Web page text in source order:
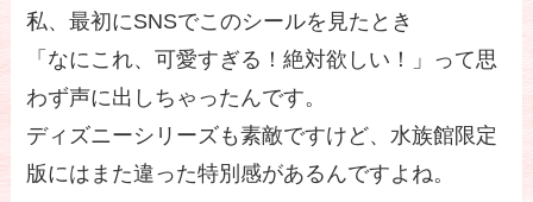
私、最初にSNSでこのシールを見たとき
「なにこれ、可愛すぎる！絶対欲しい！」って思
わず声に出しちゃったんです。
ディズニーシリーズも素敵ですけど、水族館限定
版にはまた違った特別感があるんですよね。